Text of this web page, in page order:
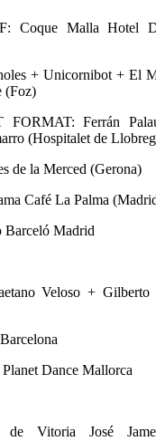
Coque Malla Hotel
+ Unicornibot + El
(Foz)
FORMAT: Ferrán
(Hospitalet de
de la Merced (Gerona)
Café La Palma
Barceló Madrid
Veloso + Gilberto
Dance Mallorca
de Vitoria José